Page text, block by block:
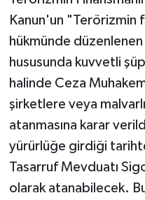
Kanun'un "Terörizmin
hükmünde düzenlenen
hususunda kuvvetli
halinde Ceza
şirketlere veya
atanmasına karar
yürürlüğe girdiği
Tasarruf Mevduatı
olarak atanabilecek.